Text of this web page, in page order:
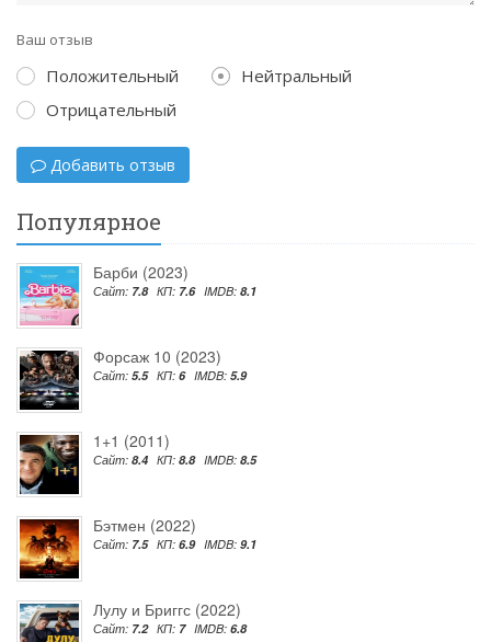
Ваш отзыв
Положительный
Нейтральный
Отрицательный
Добавить отзыв
Популярное
Барби (2023)
Сайт: 7.8 КП: 7.6 IMDB: 8.1
Форсаж 10 (2023)
Сайт: 5.5 КП: 6 IMDB: 5.9
1+1 (2011)
Сайт: 8.4 КП: 8.8 IMDB: 8.5
Бэтмен (2022)
Сайт: 7.5 КП: 6.9 IMDB: 9.1
Лулу и Бриггс (2022)
Сайт: 7.2 КП: 7 IMDB: 6.8